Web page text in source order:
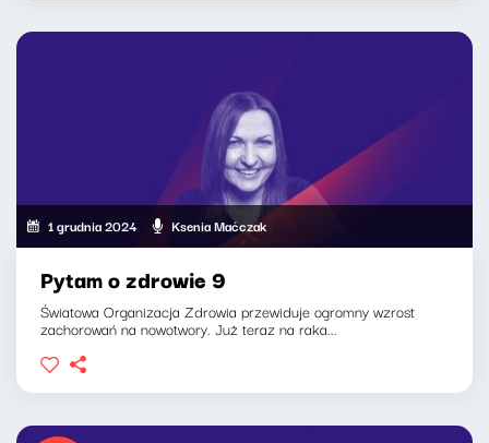
1 grudnia 2024 Ksenia Maćczak
Pytam o zdrowie 9
Światowa Organizacja Zdrowia przewiduje ogromny wzrost
zachorowań na nowotwory. Już teraz na raka...